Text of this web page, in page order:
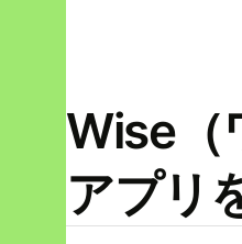
Wise（
アプリ